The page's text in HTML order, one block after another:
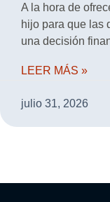
A la hora de
hijo para que las
una decisión
LEER MÁS »
julio 31, 2026